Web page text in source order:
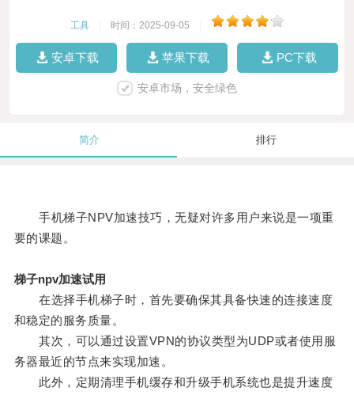
工具 时间：2025-09-05
安卓下载 苹果下载 PC下载
安卓市场，安全绿色
简介 排行
手机梯子NPV加速技巧，无疑对许多用户来说是一项重
要的课题。
梯子npv加速试用
在选择手机梯子时，首先要确保其具备快速的连接速度
和稳定的服务质量。
其次，可以通过设置VPN的协议类型为UDP或者使用服
务器最近的节点来实现加速。
此外，定期清理手机缓存和升级手机系统也是提升速度